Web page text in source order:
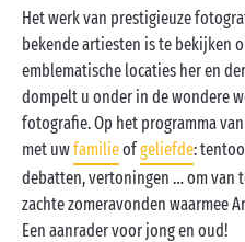
Het werk van prestigieuze
bekende artiesten is te bekijken
emblematische locaties her en
dompelt u onder in de wondere
fotografie. Op het programma
met uwfamilieofgeliefde:
debatten, vertoningen … om van
zachte zomeravonden waarmee
Een aanrader voor jong en oud!